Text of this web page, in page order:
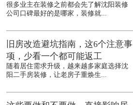
很多业主在装修之前都会先了解沈阳装修
公司口碑最好的是哪家，装修就...
旧房改造避坑指南，这6个注意事
项，少看一个都可能返工
随着居住需求升级，越来越多家庭选择沈
阳二手房装修，让老房子重焕生...